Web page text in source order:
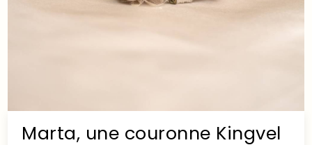
Marta, une couronne Kingvel